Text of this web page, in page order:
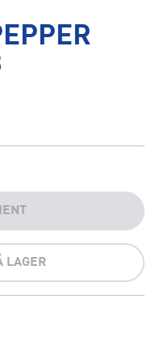
LAGER